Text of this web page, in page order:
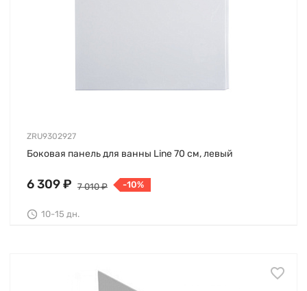
ZRU9302927
Боковая панель для ванны Line 70 см, левый
6 309 ₽ 7 010 ₽ -10%
10-15 дн.